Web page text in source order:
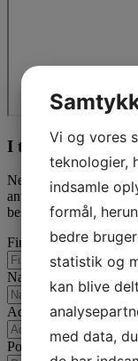
I tvivl? Kontakt
Nedenfor kan du
anvendes til alle
bestræber os på at
Firmanavn
Navn
Adresse
Postnummer
Vi og vores
teknologier,
indsamle
formål,
bedre
statistik og
kan blive
med data,